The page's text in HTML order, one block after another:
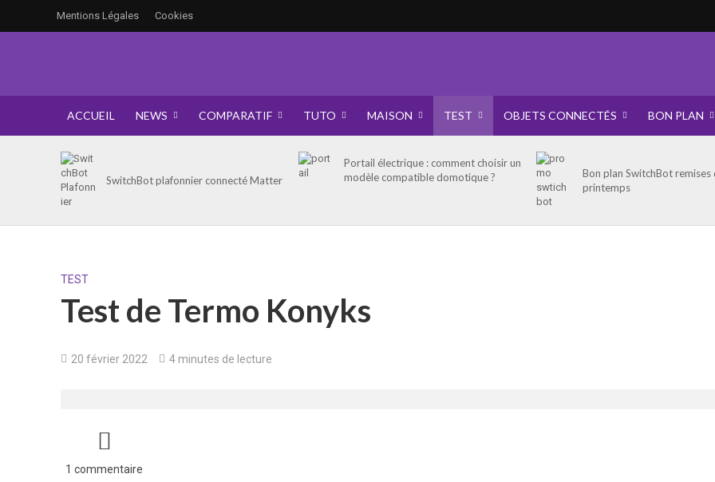
Mentions Légales Cookies
ACCUEIL NEWS COMPARATIF TUTO MAISON TEST OBJETS CONNECTÉS BON PLAN
SwitchBot plafonnier connecté Matter
Portail électrique : comment choisir un
modèle compatible domotique ?
Bon plan SwitchBot remises
printemps
TEST
Test de Termo Konyks
20 février 2022 4 minutes de lecture
1 commentaire